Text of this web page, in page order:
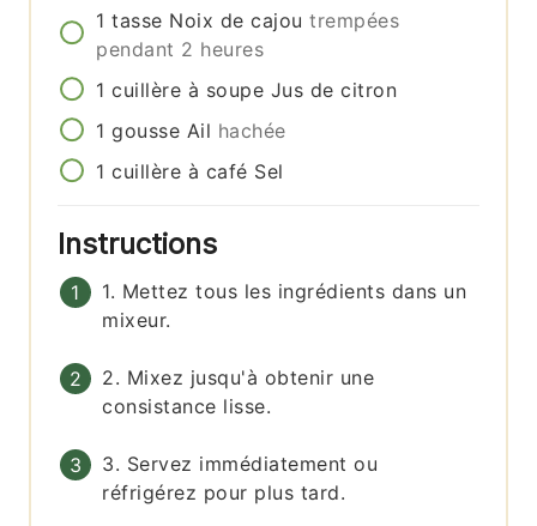
1 tasse Noix de cajou trempées
pendant 2 heures
1 cuillère à soupe Jus de citron
1 gousse Ail hachée
1 cuillère à café Sel
Instructions
1. Mettez tous les ingrédients dans un
mixeur.
2. Mixez jusqu'à obtenir une
consistance lisse.
3. Servez immédiatement ou
réfrigérez pour plus tard.